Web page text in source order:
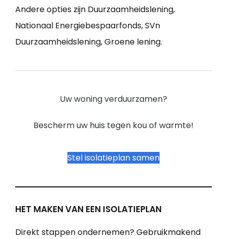
Andere opties zijn Duurzaamheidslening,
Nationaal Energiebespaarfonds, SVn
Duurzaamheidslening, Groene lening.
Uw woning verduurzamen?
Bescherm uw huis tegen kou of warmte!
Stel isolatieplan samen
HET MAKEN VAN EEN ISOLATIEPLAN
Direkt stappen ondernemen? Gebruikmakend